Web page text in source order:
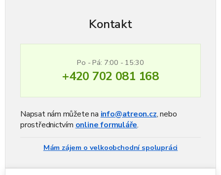
Kontakt
Po - Pá: 7:00 - 15:30
+420 702 081 168
Napsat nám můžete na info@atreon.cz, nebo
prostřednictvím online formuláře.
Mám zájem o velkoobchodní spolupráci